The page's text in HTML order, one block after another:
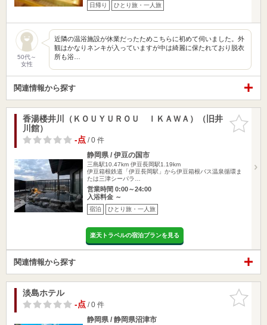
日帰り ひとり旅・一人旅
50代～
女性
近隣の温浴施設が休業だったためこちらに初めて伺いました。外
観はかなりネンキが入っていますが中は綺麗に保たれており脱衣
所も浴…
関連情報から探す
お気に入
りに追加
香湯楼井川（ＫＯＵＹＵＲＯＵ ＩＫＡＷＡ）（旧井
川館）
-点/ 0 件
静岡県 / 伊豆の国市
三島駅10.47km 伊豆長岡駅1.19km
伊豆箱根鉄道「伊豆長岡駅」から伊豆箱根バス温泉循環ま
たは三津シーパラ…
営業時間 0:00～24:00
入浴料金 ～
宿泊 ひとり旅・一人旅
楽天トラベルの宿泊プランを見る
関連情報から探す
お気に入
りに追加
淡島ホテル
-点/ 0 件
静岡県 / 静岡県沼津市